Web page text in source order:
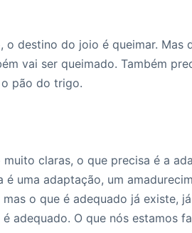
destino do joio é queimar. Mas
vai ser queimado. Também
pão do trigo.
muito claras, o que precisa é a
uma adaptação, um
o que é adequado já existe,
adequado. O que nós estamos